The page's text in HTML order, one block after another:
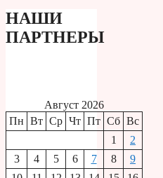
НАШИ
ПАРТНЕРЫ
Август 2026
Пн Вт Ср Чт Пт Сб Вс
1
2
3
4 5 6 7 8
9